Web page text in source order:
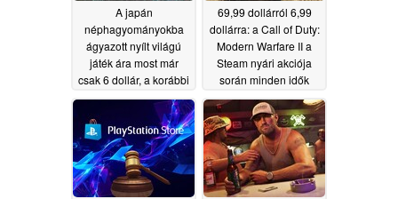
A japán
néphagyományokba
ágyazott nyílt világú
játék ára most már
csak 6 dollár, a korábbi
60 dollár helyett
69,99 dollárról 6,99
dollárra: a Call of Duty:
Modern Warfare II a
Steam nyári akciója
során minden idők
legalacsonyabb árára
esett vissza07/02/2026